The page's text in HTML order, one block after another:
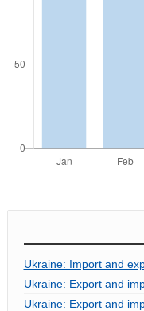
Ukraine: Import and
Ukraine: Export and
Ukraine: Export and